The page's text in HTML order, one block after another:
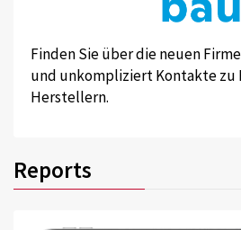
Finden Sie über die neuen
und unkompliziert Kontakte zu
Herstellern.
Reports